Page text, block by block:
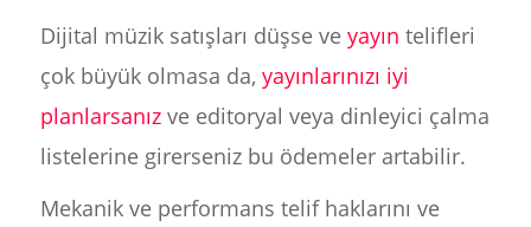
Dijital müzik satışları düşse ve yayın telifleri
çok büyük olmasa da, yayınlarınızı iyi
planlarsanızve editoryal veya dinleyici çalma
listelerine girerseniz bu ödemeler artabilir.
Mekanik ve performans telif haklarını ve